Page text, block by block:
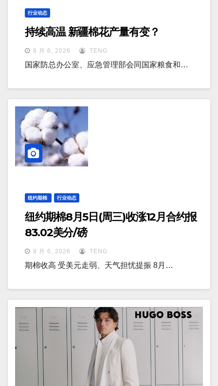
行业动态
持续高温 新疆棉花产量有变？
8 月 6, 2026 TENG
国家防总办公室、应急管理部会同国家粮食和…
纽约期棉 行业动态
纽约期棉8月5日(周三)收涨12月合约报
83.02美分/磅
8 月 6, 2026 TENG
期棉收高 受美元走弱、天气担忧提振 8月…